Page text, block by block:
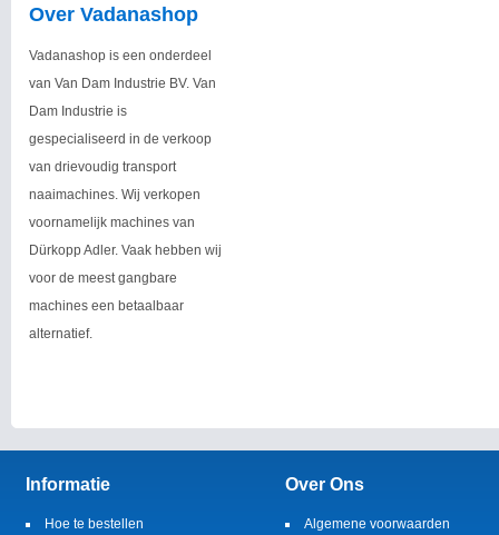
Over Vadanashop
Vadanashop is een onderdeel
van Van Dam Industrie BV. Van
Dam Industrie is
gespecialiseerd in de verkoop
van drievoudig transport
naaimachines. Wij verkopen
voornamelijk machines van
Dürkopp Adler. Vaak hebben wij
voor de meest gangbare
machines een betaalbaar
alternatief.
Informatie
Hoe te bestellen
Over Ons
Algemene voorwaarden